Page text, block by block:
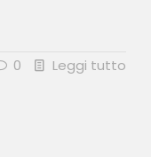
0 Leggi tutto